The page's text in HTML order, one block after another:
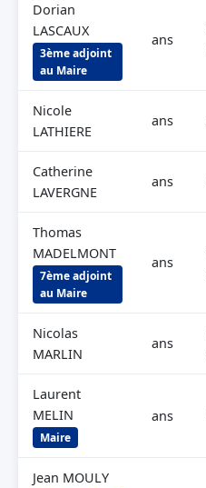
Dorian
LASCAUX
3ème adjoint
au Maire
ans
Nicole
LATHIERE
ans
Catherine
LAVERGNE
ans
Thomas
MADELMONT
7ème adjoint
au Maire
ans
Nicolas
MARLIN
ans
Laurent
MELIN
Maire
ans
Jean MOULY